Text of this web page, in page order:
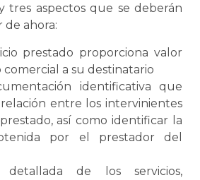
tres aspectos que se deberán
de ahora:
prestado proporciona valor
comercial a su destinatario
identificativa que
entre los intervinientes
así como identificar la
por el prestador del
detallada de los servicios,